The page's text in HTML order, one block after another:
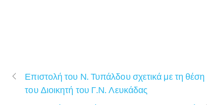
Επιστολή του Ν. Τυπάλδου σχετικά με τη θέση
του Διοικητή του Γ.Ν. Λευκάδας